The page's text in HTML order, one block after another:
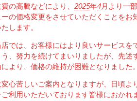
の高騰などにより、 2025年4月より一
ーの価格変更をさせていただくことをお
します。
店では、お客様にはより良いサービスを
う、努力を続けてまいりましたが、先述
により、価格の維持が困難となりました。
変心苦しいご案内となりますが、日頃よ
ご利用いただいております皆様におかれ